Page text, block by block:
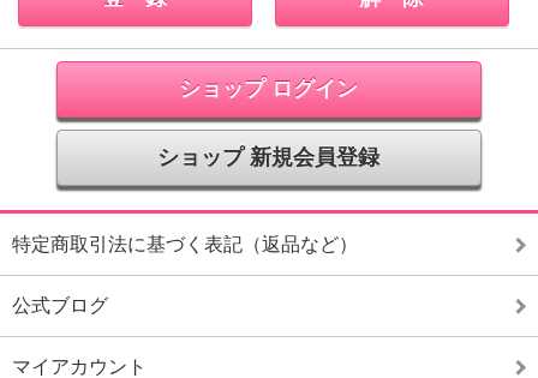
ショップ ログイン
ショップ 新規会員登録
特定商取引法に基づく表記（返品など）
公式ブログ
マイアカウント